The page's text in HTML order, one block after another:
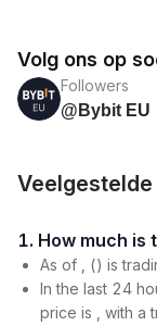
Volg ons op
Followers
@Bybit EU
As of , () is
In the last 24
price is , with a